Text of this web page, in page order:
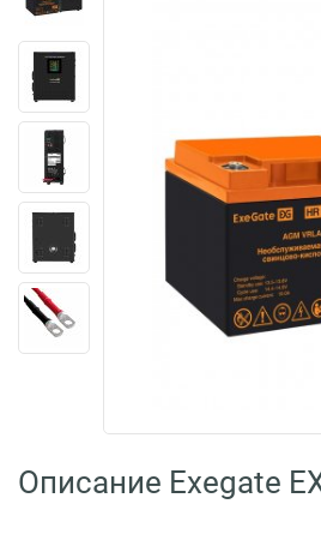
Описание Exegate